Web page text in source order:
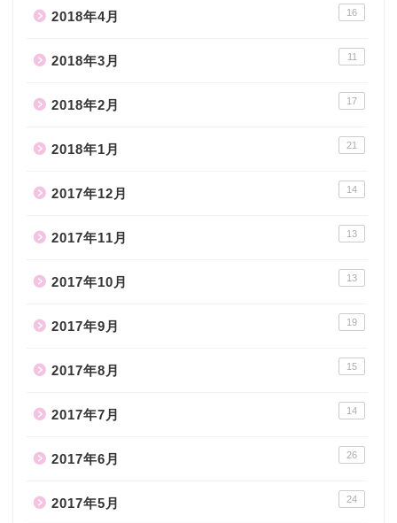
2018年4月 16
2018年3月 11
2018年2月 17
2018年1月 21
2017年12月 14
2017年11月 13
2017年10月 13
2017年9月 19
2017年8月 15
2017年7月 14
2017年6月 26
2017年5月 24